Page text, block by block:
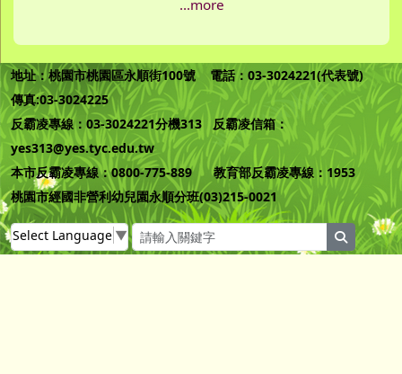
...more
地址：桃園市桃園區永順街100號 電話：03-3024221(代表號)
傳真:03-3024225
反霸凌專線：03-3024221分機313 反霸凌信箱：
yes313@yes.tyc.edu.tw
本市反霸凌專線：0800-775-889 教育部反霸凌專線：1953
桃園市經國非營利幼兒園永順分班(03)215-0021
Select Language ▼ search